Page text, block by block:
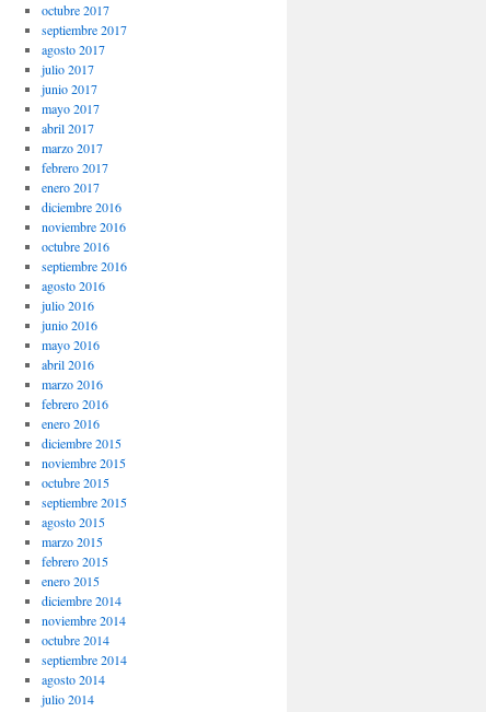
octubre 2017
septiembre 2017
agosto 2017
julio 2017
junio 2017
mayo 2017
abril 2017
marzo 2017
febrero 2017
enero 2017
diciembre 2016
noviembre 2016
octubre 2016
septiembre 2016
agosto 2016
julio 2016
junio 2016
mayo 2016
abril 2016
marzo 2016
febrero 2016
enero 2016
diciembre 2015
noviembre 2015
octubre 2015
septiembre 2015
agosto 2015
marzo 2015
febrero 2015
enero 2015
diciembre 2014
noviembre 2014
octubre 2014
septiembre 2014
agosto 2014
julio 2014